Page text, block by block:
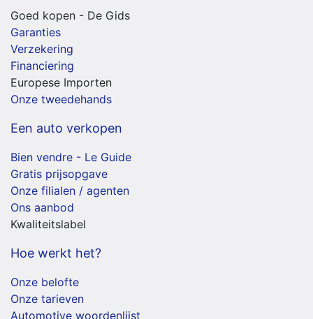
Goed kopen - De Gids
Garanties
Verzekering
Financiering
Europese Importen
Onze tweedehands
Een auto verkopen
Bien vendre - Le Guide
Gratis prijsopgave
Onze filialen / agenten
Ons aanbod
Kwaliteitslabel
Hoe werkt het?
Onze belofte
Onze tarieven
Automotive woordenlijst